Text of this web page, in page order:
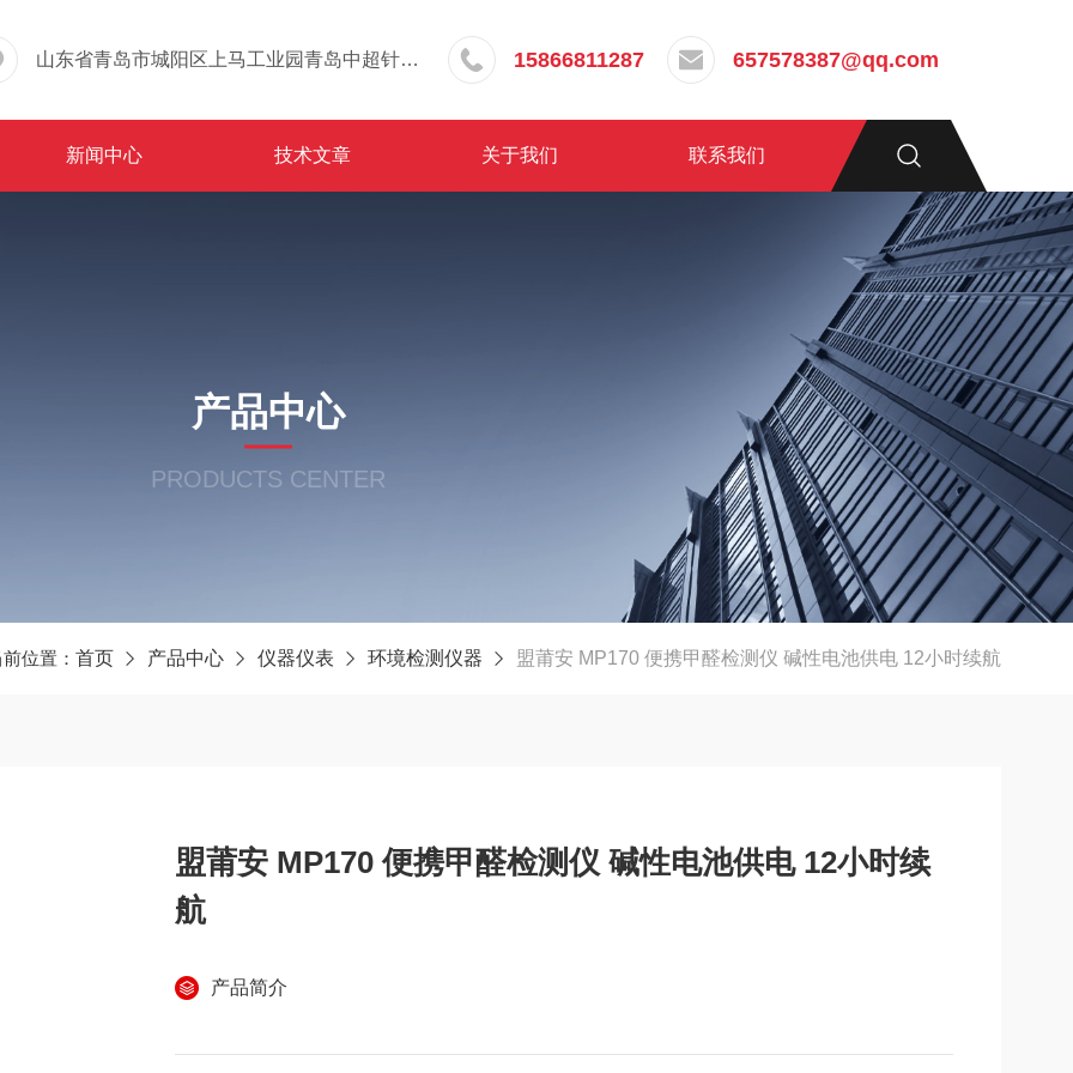
山东省青岛市城阳区上马工业园青岛中超针织有限公司院内东办公楼三层 15866811287 657578387@qq.com
新闻中心 技术文章 关于我们 联系我们
产品中心
PRODUCTS CENTER
位置： 首页 产品中心 仪器仪表 环境检测仪器 盟莆安 MP170 便携甲醛检测仪 碱性电池供电 12小时续航
盟莆安 MP170 便携甲醛检测仪 碱性电池供电 12小时续
航
产品简介